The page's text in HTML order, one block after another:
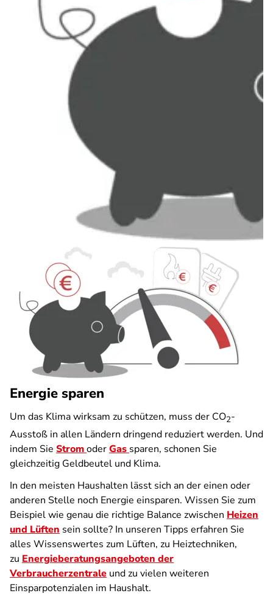
Energie sparen
Um das Klima wirksam zu schützen, muss der CO2-
Ausstoß in allen Ländern dringend reduziert werden. Und
indem Sie StromoderGas sparen, schonen Sie
gleichzeitig Geldbeutel und Klima.
In den meisten Haushalten lässt sich an der einen oder
anderen Stelle noch Energie einsparen. Wissen Sie zum
Beispiel wie genau die richtige Balance zwischen Heizen
und Lüften sein sollte? In unseren Tipps erfahren Sie
alles Wissenswertes zum Lüften, zu Heiztechniken,
zu Energieberatungsangeboten der
Verbraucherzentrale und zu vielen weiteren
Einsparpotenzialen im Haushalt.